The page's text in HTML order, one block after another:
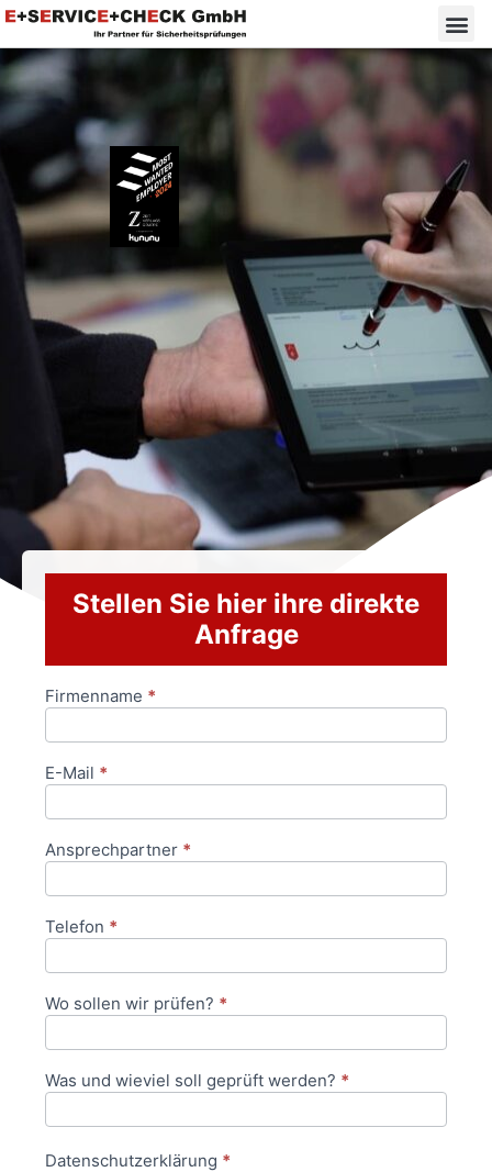
Stellen Sie hier ihre direkte
Anfrage
Anfrageformular
Firmenname *
E-Mail *
Ansprechpartner *
Telefon *
Wo sollen wir prüfen? *
Was und wieviel soll geprüft werden? *
Datenschutzerklärung *